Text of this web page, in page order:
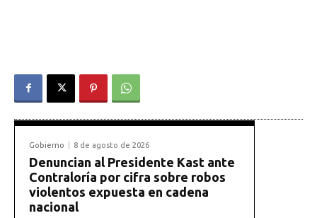
Gobierno 8 de agosto de 2026
Denuncian al Presidente Kast ante
Contraloría por cifra sobre robos
violentos expuesta en cadena
nacional